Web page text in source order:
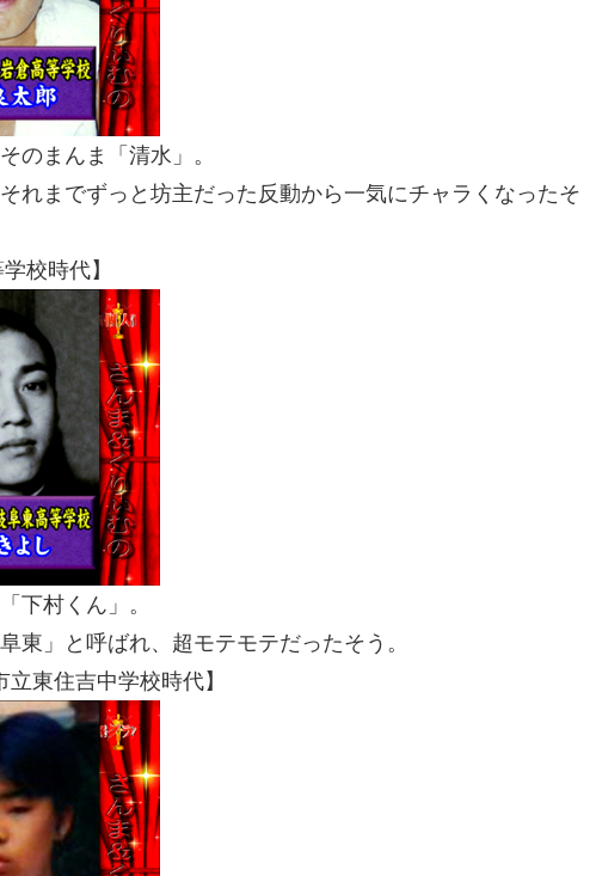
のまんま「清水」。
れまでずっと坊主だった反動から一気にチャラくなったそ
校時代】
下村くん」。
東」と呼ばれ、超モテモテだったそう。
東住吉中学校時代】